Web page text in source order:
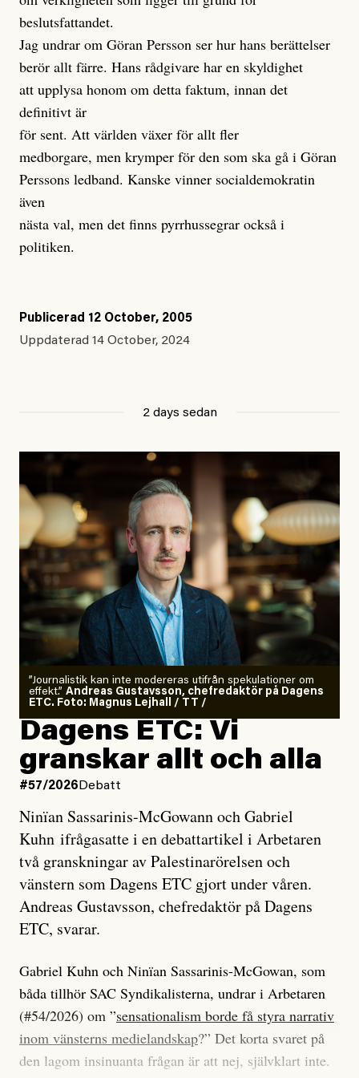
beslutsfattandet.
Jag undrar om Göran Persson ser hur hans berättelser
berör allt färre. Hans rådgivare har en skyldighet
att upplysa honom om detta faktum, innan det
definitivt är
för sent. Att världen växer för allt fler
medborgare, men krymper för den som ska gå i Göran
Perssons ledband. Kanske vinner socialdemokratin
även
nästa val, men det finns pyrrhussegrar också i
politiken.
Publicerad 12 October, 2005
Uppdaterad 14 October, 2024
2 days sedan
”Journalistik kan inte modereras utifrån spekulationer om
effekt.” Andreas Gustavsson, chefredaktör på Dagens
ETC. Foto: Magnus Lejhall / TT /
Dagens ETC: Vi
granskar allt och alla
#57/2026 Debatt
Ninïan Sassarinis-McGowann och Gabriel
Kuhn ifrågasatte i en debattartikel i Arbetaren
två granskningar av Palestinarörelsen och
vänstern som Dagens ETC gjort under våren.
Andreas Gustavsson, chefredaktör på Dagens
ETC, svarar.
Gabriel Kuhn och Ninïan Sassarinis-McGowan, som
båda tillhör SAC Syndikalisterna, undrar i Arbetaren
(#54/2026) om ”sensationalism borde få styra narrativ
inom vänsterns medielandskap?” Det korta svaret på
den lagom insinuanta frågan är att nej, självklart inte.